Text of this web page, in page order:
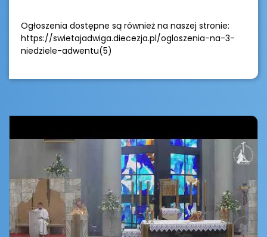
Ogłoszenia dostępne są również na naszej stronie:
https://swietajadwiga.diecezja.pl/ogloszenia-na-3-
niedziele-adwentu(5)